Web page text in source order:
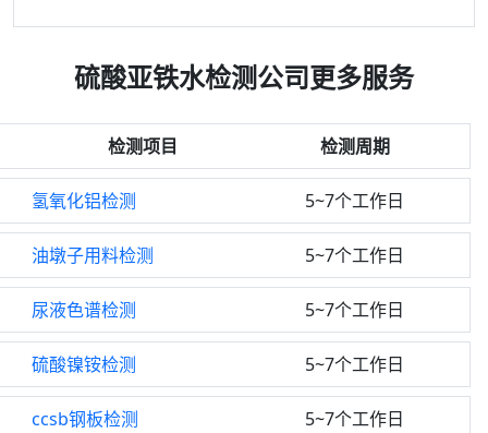
硫酸亚铁水检测公司更多服务
检测项目 检测周期
氢氧化铝检测 5~7个工作日
油墩子用料检测 5~7个工作日
尿液色谱检测 5~7个工作日
硫酸镍铵检测 5~7个工作日
ccsb钢板检测 5~7个工作日